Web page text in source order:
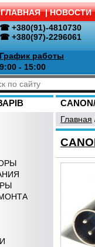
ГЛАВНАЯ | НОВОСТИ
☎ +380(91)-4810730
☎ +380(97)-2296061
График работы
9:00 - 15:00
Главная